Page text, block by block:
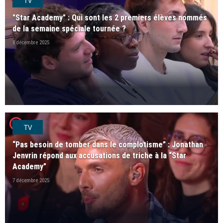
"Star Academy" : Qui sont les 2 premiers élèves nommés
de la semaine spéciale tournée ?
8 décembre 2025
player2TV
“Pas besoin de tomber dans le complotisme” : Jonathan
Jenvrin répond aux accusations de triche à la “Star
Academy”
7 décembre 2025